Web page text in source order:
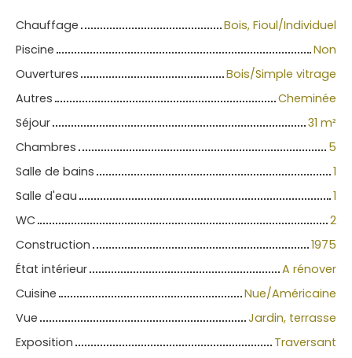
Chauffage
Bois, Fioul/Individuel
Piscine
Non
Ouvertures
Bois/Simple vitrage
Autres
Cheminée
Séjour
31 m²
Chambres
5
Salle de bains
1
Salle d'eau
1
WC
2
Construction
1975
État intérieur
A rénover
Cuisine
Nue/Américaine
Vue
Jardin, terrasse
Exposition
Traversant